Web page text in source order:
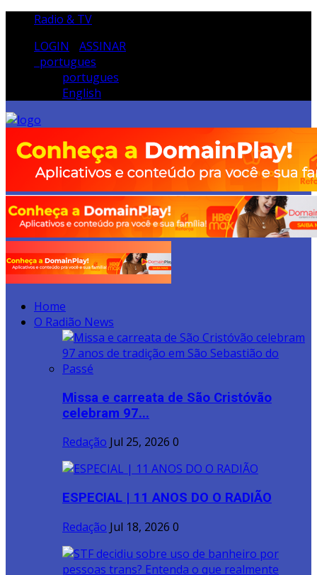
Radio & TV
LOGIN
ASSINAR
portugues
portugues
English
Home
O Radião News
Missa e carreata de São Cristóvão
celebram 97...
Redação Jul 25, 2026 0
ESPECIAL | 11 ANOS DO O RADIÃO
Redação Jul 18, 2026 0